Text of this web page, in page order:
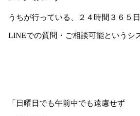
うちが行っている、２４時間３６５日
LINEでの質問・ご相談可能というシ
「日曜日でも午前中でも遠慮せず